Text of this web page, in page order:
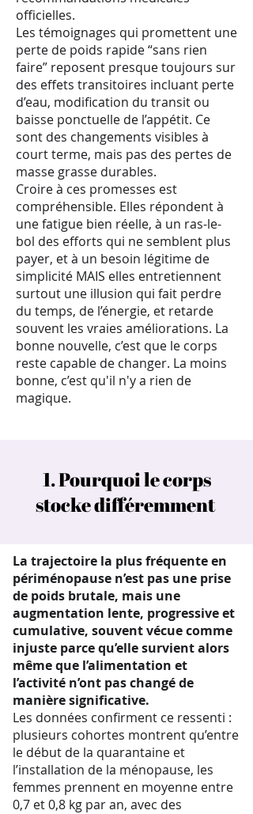
officielles.
Les témoignages qui promettent une
perte de poids rapide “sans rien
faire” reposent presque toujours sur
des effets transitoires incluant perte
d’eau, modification du transit ou
baisse ponctuelle de l’appétit. Ce
sont des changements visibles à
court terme, mais pas des pertes de
masse grasse durables.
Croire à ces promesses est
compréhensible. Elles répondent à
une fatigue bien réelle, à un ras-le-
bol des efforts qui ne semblent plus
payer, et à un besoin légitime de
simplicité MAIS elles entretiennent
surtout une illusion qui fait perdre
du temps, de l’énergie, et retarde
souvent les vraies améliorations. La
bonne nouvelle, c’est que le corps
reste capable de changer. La moins
bonne, c’est qu'il n'y a rien de
magique.
1. Pourquoi le corps
stocke différemment
La trajectoire la plus fréquente en
périménopause n’est pas une prise
de poids brutale, mais une
augmentation lente, progressive et
cumulative, souvent vécue comme
injuste parce qu’elle survient alors
même que l’alimentation et
l’activité n’ont pas changé de
manière significative.
Les données confirment ce ressenti :
plusieurs cohortes montrent qu’entre
le début de la quarantaine et
l’installation de la ménopause, les
femmes prennent en moyenne entre
0,7 et 0,8 kg par an, avec des